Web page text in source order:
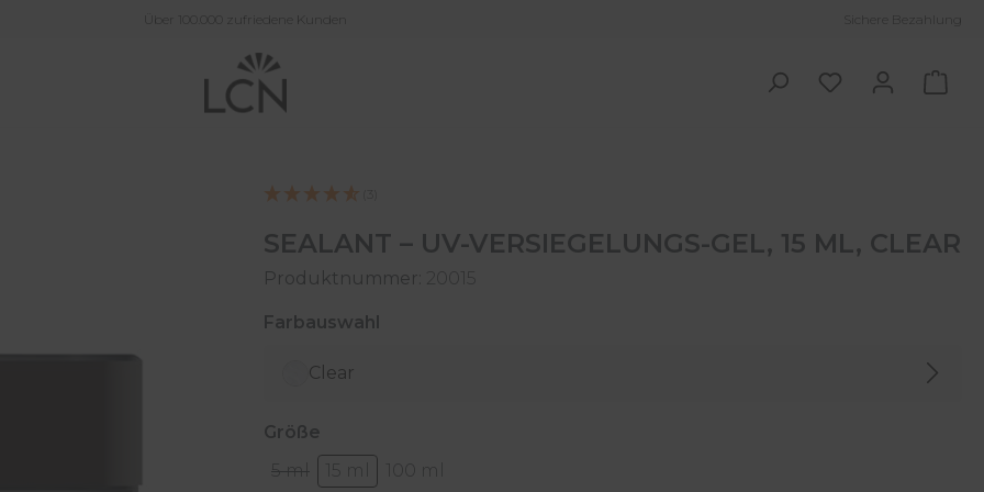
Über 100.000 zufriedene Kunden Sichere Bezahlung
SEALANT – UV-VERSIEGELUNGS-GEL, 15 ML, CLEAR
Produktnummer: 20015
Farbauswahl
Clear
Größe
5 ml
15 ml 100 ml